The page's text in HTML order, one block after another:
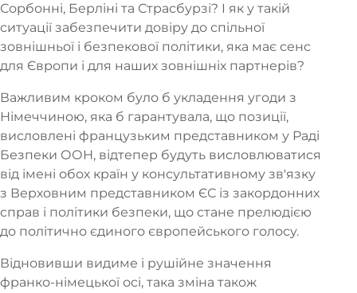
Сорбонні, Берліні та Страсбурзі? І як у такій
ситуації забезпечити довіру до спільної
зовнішньої і безпекової політики, яка має сенс
для Європи і для наших зовнішніх партнерів?
Важливим кроком було б укладення угоди з
Німеччиною, яка б гарантувала, що позиції,
висловлені французьким представником у Раді
Безпеки ООН, відтепер будуть висловлюватися
від імені обох країн у консультативному зв'язку
з Верховним представником ЄС із закордонних
справ і політики безпеки, що стане прелюдією
до політично єдиного європейського голосу.
Відновивши видиме і рушійне значення
франко-німецької осі, така зміна також